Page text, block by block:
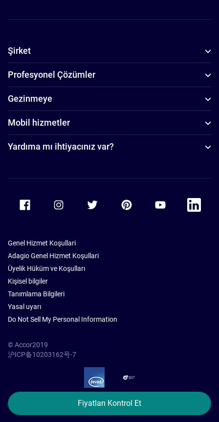
Fiyatları Kontrol Et
Şirket
Profesyonel Çözümler
Gezinmeye
Mobil hizmetler
Yardıma mı ihtiyacınız var?
Accor Facebook Accor TwitterAccor PinterestAccor Youtube
Accor
Genel Hizmet Koşullari
Adagio Genel Hizmet Koşullari
Üyelik Hüküm ve Koşulları
Kişisel bilgiler
Tanımlama Bilgileri
Yasal uyarı
Do Not Sell My Personal Information
© Accor2019
沪ICP备10203162号-7